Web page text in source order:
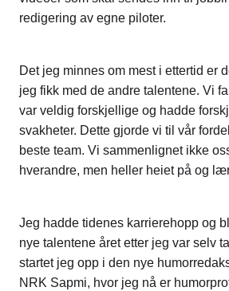
redigering av egne piloter.
Det jeg minnes om mest i ettertid er
jeg fikk med de andre talentene. Vi
var veldig forskjellige og hadde
svakheter. Dette gjorde vi til vår
beste team. Vi sammenlignet ikke
hverandre, men heller heiet på og
Jeg hadde tidenes karrierehopp og
nye talentene året etter jeg var selv
startet jeg opp i den nye
NRK Sapmi, hvor jeg nå er